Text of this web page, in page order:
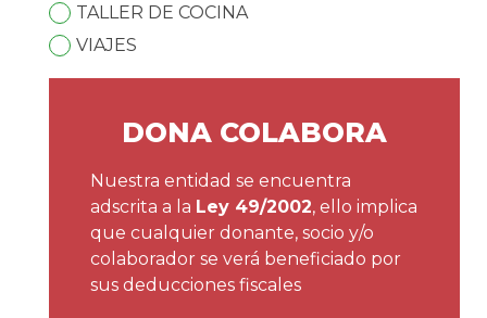
TALLER DE COCINA
VIAJES
DONA COLABORA
Nuestra entidad se encuentra
adscrita a la Ley 49/2002, ello implica
que cualquier donante, socio y/o
colaborador se verá beneficiado por
sus deducciones fiscales